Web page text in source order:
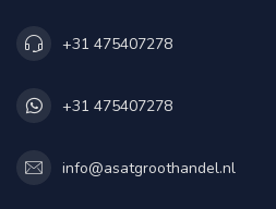
+31 475407278
+31 475407278
info@asatgroothandel.nl